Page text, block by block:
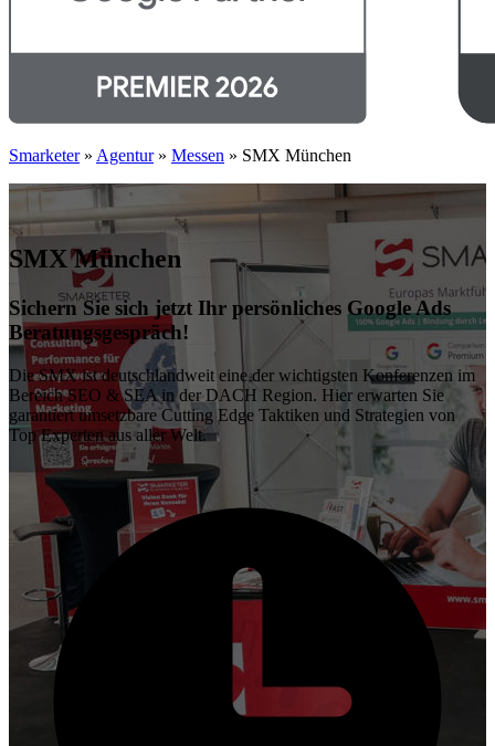
Smarketer» Agentur» Messen » SMX München
SMX München
Sichern Sie sich jetzt Ihr persönliches Google Ads
Beratungsgespräch!
Die SMX ist deutschlandweit eine der wichtigsten Konferenzen im
Bereich SEO & SEA in der DACH Region. Hier erwarten Sie
garantiert umsetzbare Cutting Edge Taktiken und Strategien von
Top Experten aus aller Welt.